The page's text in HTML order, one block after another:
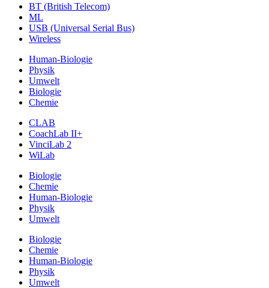
BT (British Telecom)
ML
USB (Universal Serial Bus)
Wireless
Human-Biologie
Physik
Umwelt
Biologie
Chemie
CLAB
CoachLab II+
VinciLab 2
WiLab
Biologie
Chemie
Human-Biologie
Physik
Umwelt
Biologie
Chemie
Human-Biologie
Physik
Umwelt